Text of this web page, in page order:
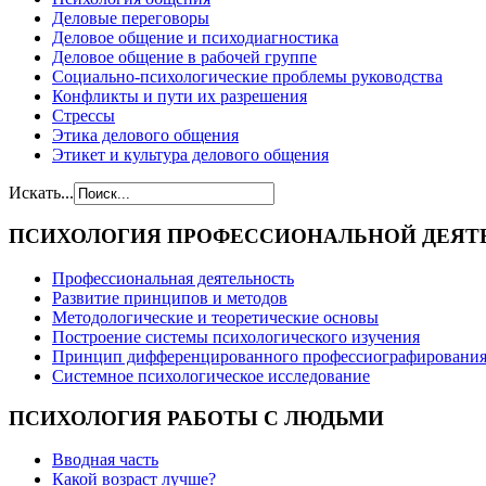
Деловые переговоры
Деловое общение и психодиагностика
Деловое общение в рабочей группе
Cоциально-психологические проблемы руководства
Конфликты и пути их разрешения
Стрессы
Этика делового общения
Этикет и культура делового общения
Искать...
ПСИХОЛОГИЯ ПРОФЕССИОНАЛЬНОЙ
Профессиональная деятельность
Развитие принципов и методов
Методологические и теоретические основы
Построение системы психологического изучения
Принцип дифференцированного профессиографирования
Системное психологическое исследование
ПСИХОЛОГИЯ РАБОТЫ С ЛЮДЬМИ
Вводная часть
Какой возраст лучше?